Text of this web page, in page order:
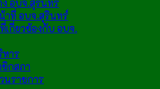
ง อบจ.สุรินทร์
าที่ อบจ.สุรินทร์
เกี่ยวข้องกับ อบจ.
าร
กสภา
นราชการ